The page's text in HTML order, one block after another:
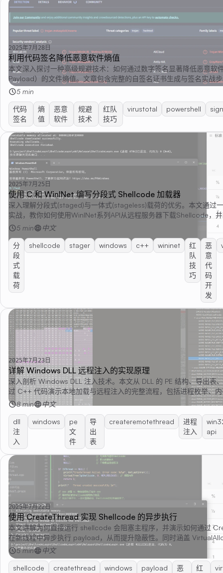
2025年7月28日
利用代码签名降低恶意软件熵值
本文深入探讨一种高级规避技术：如何通过数字签名显著降低恶意软
Payload）的文件熵值。文章包含完整的自签名证书生成与签名实战
VirusTotal测试对比签名前后的检测率变化。
5 min
代码
签名
熵
值
恶意
软件
规避
技术
红队
技巧
virustotal powershell
2025年7月25日
使用 C 和 WinINet 编写分段式 Shellcode 加载器
深入理解分段式(staged)与一体式(stageless)载荷的优劣。本文通过
实战，教你如何使用WinINet系列API从远程服务器下载Shellcode，
分配可执行内存，最终实现一个精简而有效的分段式加载器（Stager
5 min 中文
分
段
式
载
荷
shellcode stager windows c++ wininet
红
队
技
巧
恶
意
代
码
开
发
2025年7月23日
详解 Windows DLL 远程注入的实现原理
深入剖析 Windows DLL 注入技术。本文从 DLL 的 PE 结构、导出表
过 C++ 代码演示本地加载与远程注入的完整流程，包括进程枚举、
CreateRemoteThread 创建远程线程。
8 min 中文
dll
注
入
windows
pe
文
件
导
出
表
createremotethread
进程
注入
api
2025年7月22日
使用 CreateThread 实现 Shellcode 的异步执行
本文讲解为何直接运行 shellcode 会阻塞主程序，并演示如何通过
在新线程中异步执行 payload，从而提升隐蔽性。同时涵盖
EXITFUNC 参数的关键作用。
5 min 中文
shellcode createthread windows payload 恶 红